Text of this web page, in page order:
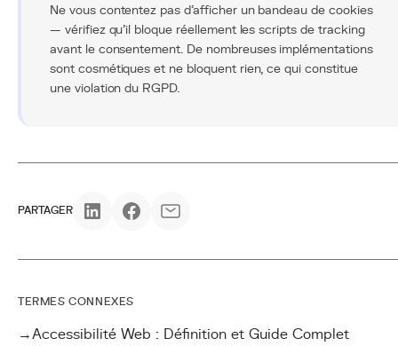
Ne vous contentez pas d'afficher un bandeau de cookies
— vérifiez qu'il bloque réellement les scripts de tracking
avant le consentement. De nombreuses implémentations
sont cosmétiques et ne bloquent rien, ce qui constitue
une violation du RGPD.
PARTAGER
TERMES CONNEXES
→Accessibilité Web : Définition et Guide Complet